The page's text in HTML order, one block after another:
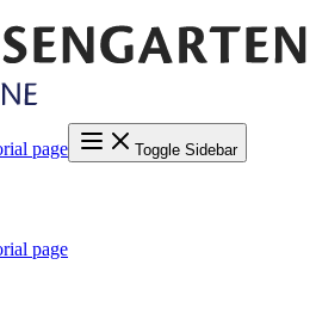
page Toggle Sidebar
page